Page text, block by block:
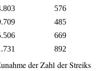
576
485
669
892
der Zahl der Streiks